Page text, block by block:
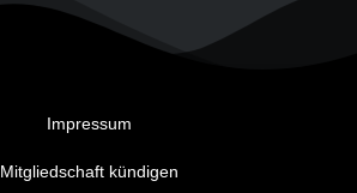
Impressum
Mitgliedschaft kündigen